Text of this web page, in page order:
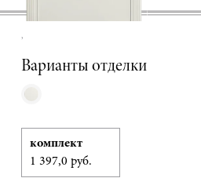
,
Варианты отделки
комплект
1 397,0 руб.